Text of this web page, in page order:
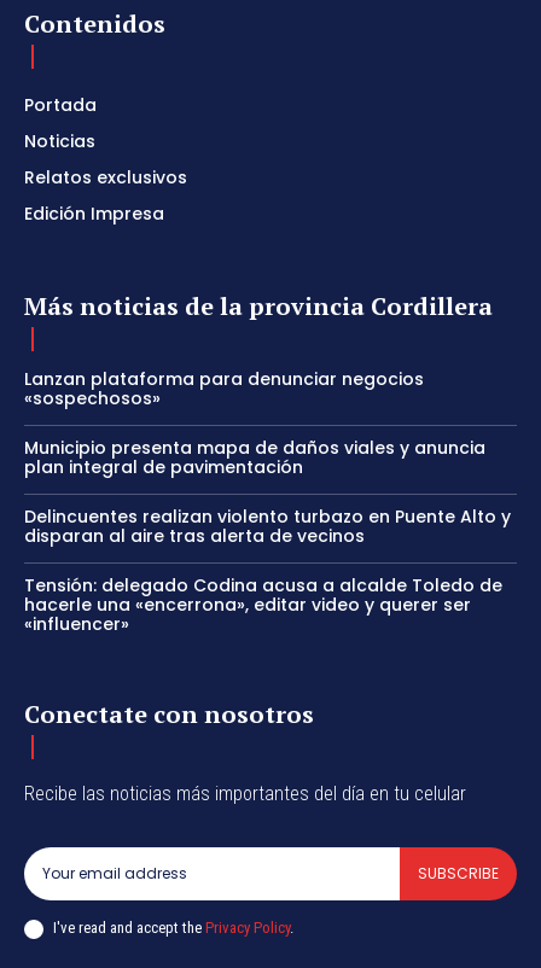
Contenidos
Portada
Noticias
Relatos exclusivos
Edición Impresa
Más noticias de la provincia Cordillera
Lanzan plataforma para denunciar negocios
«sospechosos»
Municipio presenta mapa de daños viales y anuncia
plan integral de pavimentación
Delincuentes realizan violento turbazo en Puente Alto y
disparan al aire tras alerta de vecinos
Tensión: delegado Codina acusa a alcalde Toledo de
hacerle una «encerrona», editar video y querer ser
«influencer»
Conectate con nosotros
Recibe las noticias más importantes del día en tu celular
SUBSCRIBE
I've read and accept the Privacy Policy.